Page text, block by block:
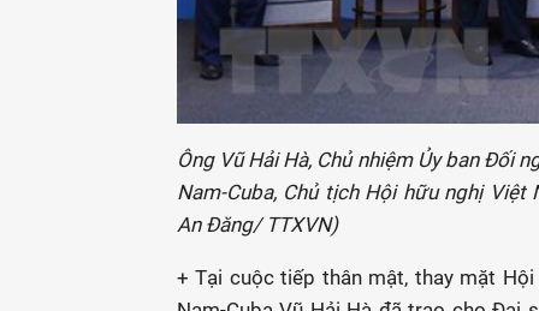
Ông Vũ Hải Hà, Chủ nhiệm Ủy ban Đối
Nam-Cuba, Chủ tịch Hội hữu nghị Việt
An Đăng/ TTXVN)
+ Tại cuộc tiếp thân mật, thay mặt